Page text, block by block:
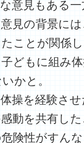
意見もある
見の背景に
ことが関係
どもに組み
かと。
操を経験さ
動を共有し
険性がすん